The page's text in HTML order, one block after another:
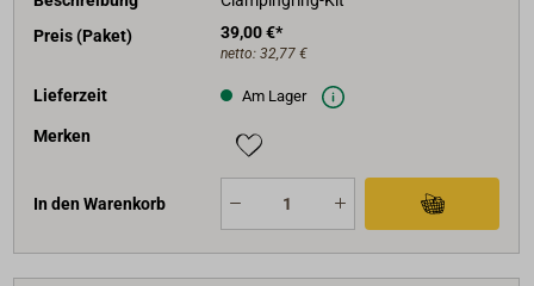
Preis (Paket)
39,00 €*
netto: 32,77 €
Lieferzeit Am Lager
Merken
In den Warenkorb